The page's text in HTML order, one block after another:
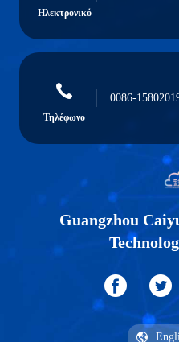
Ηλεκτρονικό
Τηλέφωνο
0086-
Guangzhou